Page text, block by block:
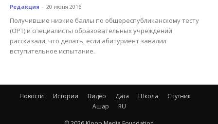
Редакция - 20 июня 2016
Получившие низкие баллы по общереспубликанскому тесту
(ОРТ) и специалисты образовательных учреждений
рассказали, что делать, если абитуриент завалил
вступительное испытание.
Новости Истории Видео Дата Школа
Спутник
Ашар
RU